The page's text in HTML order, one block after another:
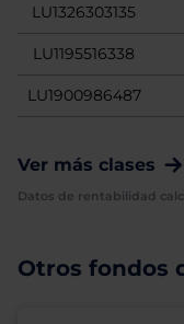
LU1326303135
LU1195516338
LU1900986487
Ver más clases
Datos de rentabilidad
Otros fondos